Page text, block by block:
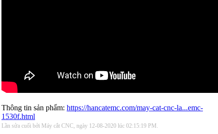
Thông tin sản phẩm: https://hancatemc.com/may-cat-cnc-la...emc-
1530f.html
Lần sửa cuối bởi Máy cắt CNC, ngày 12-08-2020 lúc 02:15:19 PM .